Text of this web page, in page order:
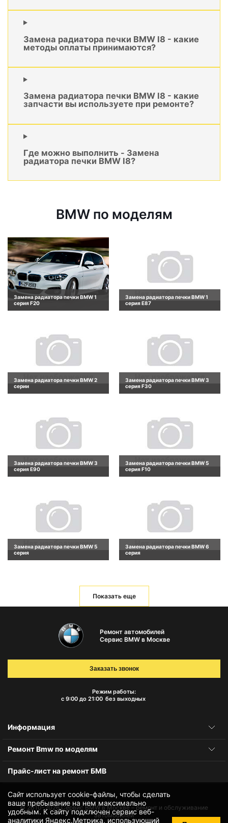
Замена радиатора печки BMW I8 - какие
методы оплаты принимаются?
Замена радиатора печки BMW I8 - какие
запчасти вы используете при ремонте?
Где можно выполнить - Замена
радиатора печки BMW I8?
BMW по моделям
Замена радиатора печки BMW 1
серия F20
Замена радиатора печки BMW 1
серия E87
Замена радиатора печки BMW 2
серии
Замена радиатора печки BMW 3
серия F30
Замена радиатора печки BMW 3
серия E90
Замена радиатора печки BMW 5
серия F10
Замена радиатора печки BMW 5
серия
Замена радиатора печки BMW 6
серия
Показать еще
Сайт использует cookie-файлы, чтобы сделать
ваше пребывание на нем максимально
удобным. К cайту подключен сервис веб-
аналитики Яндекс.Метрика, использующий
Ремонт автомобилей
Сервис BMW в Москве
Режим работы:
с 9:00 до 21:00 без выходных
Заказать звонок
Информация
Ремонт Bmw по моделям
Прайс-лист на ремонт БМВ
© 2010-2026Сервис BMW в Москве – ремонт и обслуживание
автомобилей